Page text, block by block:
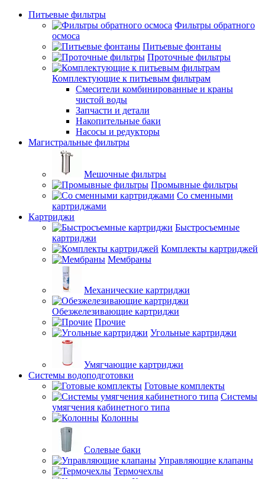
Питьевые фильтры
Фильтры обратного
осмоса
Питьевые фонтаны
Проточные фильтры
Комплектующие к питьевым фильтрам
Смесители комбинированные и краны
чистой воды
Запчасти и детали
Накопительные баки
Насосы и редукторы
Магистральные фильтры
Мешочные фильтры
Промывные фильтры
Со сменными
картриджами
Картриджи
Быстросъемные
картриджи
Комплекты картриджей
Мембраны
Механические картриджи
Обезжелезивающие картриджи
Прочие
Угольные картриджи
Умягчающие картриджи
Системы водоподготовки
Готовые комплекты
Системы
умягчения кабинетного типа
Колонны
Солевые баки
Управляющие клапаны
Термочехлы